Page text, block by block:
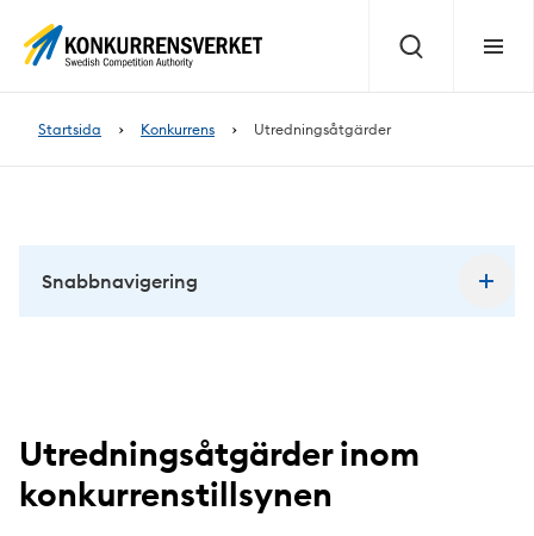
Sök Meny
Startsida Konkurrens Utredningsåtgärder
Utredningsåtgärder inom
konkurrenstillsynen
Snabbnavigering